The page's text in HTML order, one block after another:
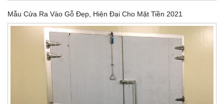
Mẫu Cửa Ra Vào Gỗ Đẹp, Hiện Đại Cho Mặt Tiền 2021